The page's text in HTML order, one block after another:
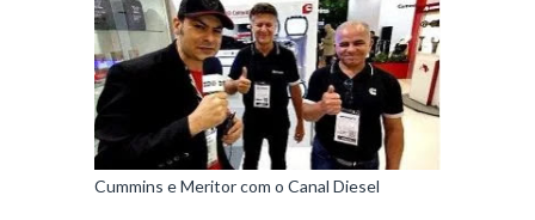
Cummins e Meritor com o Canal Diesel